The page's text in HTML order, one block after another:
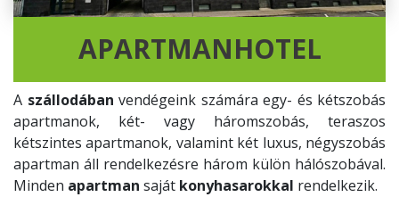
APARTMANHOTEL
A szállodában vendégeink számára egy- és kétszobás
apartmanok, két- vagy háromszobás, teraszos
kétszintes apartmanok, valamint két luxus, négyszobás
apartman áll rendelkezésre három külön hálószobával.
Minden apartman saját konyhasarokkal rendelkezik.